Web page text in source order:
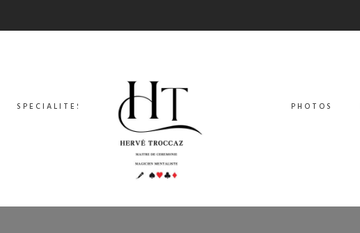
SPECIALITES PHOTOS